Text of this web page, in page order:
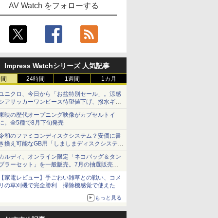
AV Watch をフォローする
Impress Watchシリーズ 人気記事
24時間 1週間 1カ月
ニクロ、今日から「お盆特別セール」。涼感
アサッカーワンピース待望値下げ、撥水ギア
ョーツは1990円に
映の歴代オープニング映像がカプセルトイ
。全5種で8月下旬発売
和のファミコンディスクシステム？安価に書
換え可能なGB用「しましまディスクシステ
」
ルディ、オンライン限定「ネコバッグ＆タン
ラーセット」を一般販売。7月の抽選販売の
選無効分
家電レビュー】手ごわい雑草との戦い、コメ
の草刈機で完全勝利 掃除機感覚で使えた
もっと見る